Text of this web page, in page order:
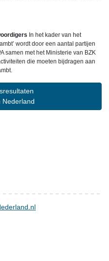
In het kader van het
wordt door een aantal partijen
samen met het Ministerie van BZK
die moeten bijdragen aan
Nederland